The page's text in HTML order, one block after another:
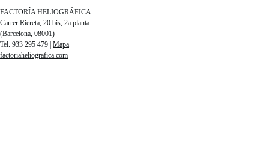
FACTORÍA HELIOGRÁFICA
Carrer Riereta, 20 bis, 2a planta
(Barcelona, 08001)
Tel. 933 295 479 | Mapa
factoriaheliografica.com